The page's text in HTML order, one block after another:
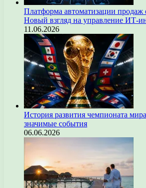
Платформа автоматизации продаж
Новый взгляд на управление ИТ-
11.06.2026
История развития чемпионата
значимые события
06.06.2026